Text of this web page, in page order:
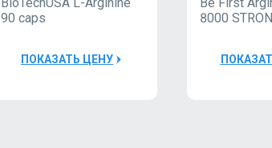
90 caps
ПОКАЗАТЬ ЦЕНУ
8000